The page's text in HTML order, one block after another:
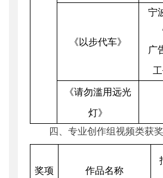
《以步代车》
宁
广
《请勿滥用远光
灯》
四、专业创作组视频类获奖
奖项 作品名称